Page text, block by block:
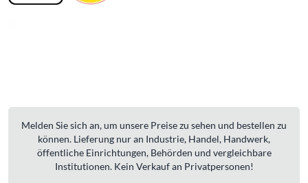
Melden Sie sich an, um unsere Preise zu sehen und bestellen zu
können. Lieferung nur an Industrie, Handel, Handwerk,
öffentliche Einrichtungen, Behörden und vergleichbare
Institutionen. Kein Verkauf an Privatpersonen!